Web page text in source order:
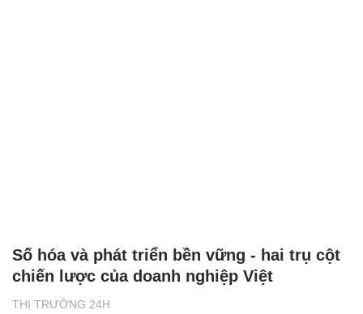
THỊ TRƯỜNG 24H
Số hóa và phát triển bền vững - hai trụ cột
chiến lược của doanh nghiệp Việt